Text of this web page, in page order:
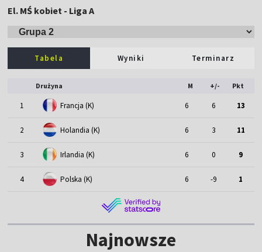
El. MŚ kobiet - Liga A
Tabela Wyniki Terminarz
Drużyna M +/- Pkt
1 Francja (K) 6 6 13
2 Holandia (K) 6 3 11
3 Irlandia (K) 6 0 9
4 Polska (K) 6 -9 1
Najnowsze